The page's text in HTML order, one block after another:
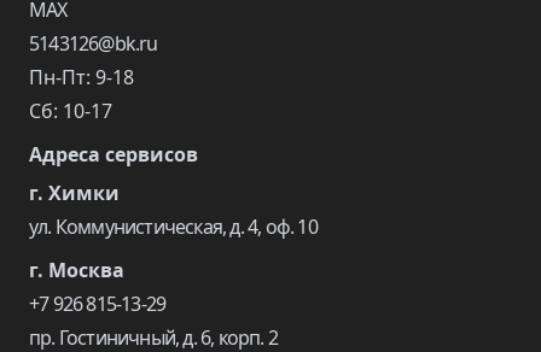
5143126@bk.ru
Пн-Пт: 9-18
Сб: 10-17
Адреса сервисов
г. Химки
ул. Коммунистическая, д. 4, оф. 10
г. Москва
+7 926 815-13-29
пр. Гостиничный, д. 6, корп. 2